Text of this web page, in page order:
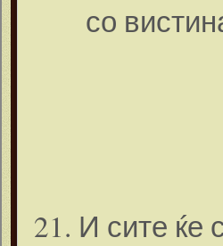
со
21. И сите ќе